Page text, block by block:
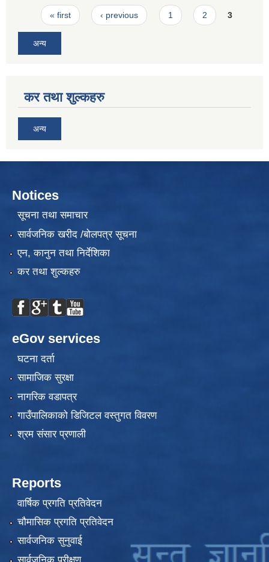
Pages
« first ‹ previous 1 2 3
अन्य
कर तथा शुल्कहरु
अन्य
Notices
सूचना तथा समाचार
सार्वजनिक खरीद /बोलपत्र सूचना
एन, कानुन तथा निर्देशिका
कर तथा शुल्कहरु
eGov services
घटना दर्ता
सामाजिक सुरक्षा
नागरिक वडापत्र
गाउँपालिकाको डिजिटल वस्तुगत विवरण
श्रम संसार प्रणाली
Reports
वार्षिक प्रगति प्रतिवेदन
चौमासिक प्रगति प्रतिवेदन
सार्वजनिक सुनुवाई